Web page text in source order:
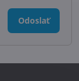
Odoslať